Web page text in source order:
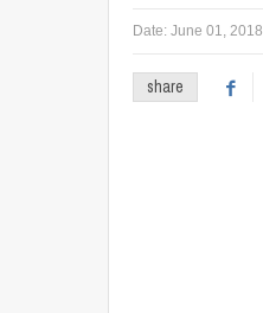
Date: June 01, 2018
share